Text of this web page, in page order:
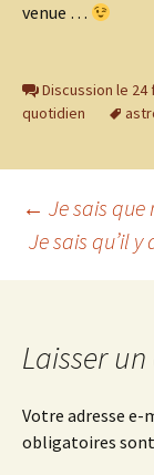
venue …
Discussion le 24
quotidien
des
← Je sais
Je sais qu’il
Laisser
Votre adresse e-
obligatoires sont